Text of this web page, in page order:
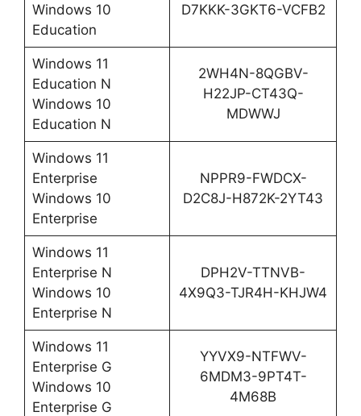
Windows 10
Education
D7KKK-3GKT6-VCFB2
Windows 11
Education N
Windows 10
Education N
2WH4N-8QGBV-
H22JP-CT43Q-
MDWWJ
Windows 11
Enterprise
Windows 10
Enterprise
NPPR9-FWDCX-
D2C8J-H872K-2YT43
Windows 11
Enterprise N
Windows 10
Enterprise N
DPH2V-TTNVB-
4X9Q3-TJR4H-KHJW4
Windows 11
Enterprise G
Windows 10
Enterprise G
YYVX9-NTFWV-
6MDM3-9PT4T-
4M68B